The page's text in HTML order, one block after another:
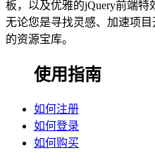
板，以及优雅的jQuery前端特
无论您是寻找灵感、加速项
的资源宝库。
使用指南
如何注册
如何登录
如何购买